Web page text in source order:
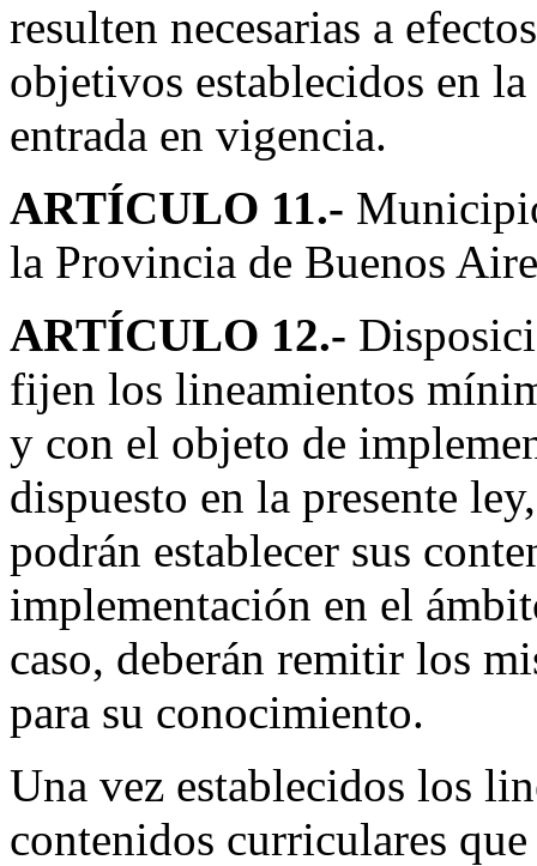
resulten necesarias a
objetivos establecidos en
entrada en vigencia.
ARTÍCULO 11.-
la Provincia de Buenos
ARTÍCULO 12.-
fijen los lineamientos
y con el objeto de
dispuesto en la presente
podrán establecer sus
implementación en el
caso, deberán remitir los
para su conocimiento.
Una vez establecidos los
contenidos curriculares